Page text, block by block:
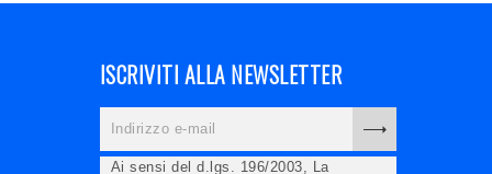
ISCRIVITI ALLA NEWSLETTER
Ai sensi del d.lgs. 196/2003, La